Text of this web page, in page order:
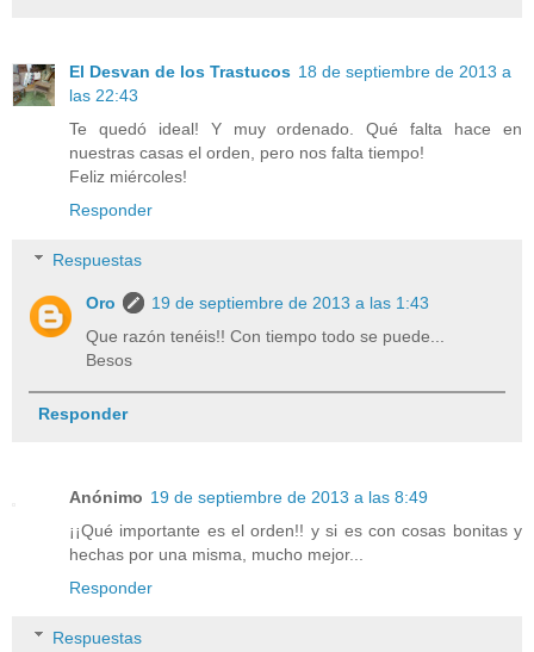
El Desvan de los Trastucos 18 de septiembre de 2013 a
las 22:43
Te quedó ideal! Y muy ordenado. Qué falta hace en
nuestras casas el orden, pero nos falta tiempo!
Feliz miércoles!
Responder
Respuestas
Oro
19 de septiembre de 2013 a las 1:43
Que razón tenéis!! Con tiempo todo se puede...
Besos
Responder
Anónimo 19 de septiembre de 2013 a las 8:49
¡¡Qué importante es el orden!! y si es con cosas bonitas y
hechas por una misma, mucho mejor...
Responder
Respuestas